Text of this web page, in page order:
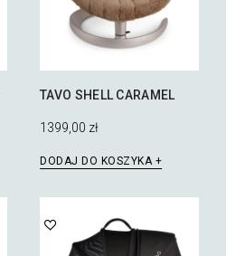
TAVO SHELL CARAMEL
1399,00 zł
DODAJ DO KOSZYKA